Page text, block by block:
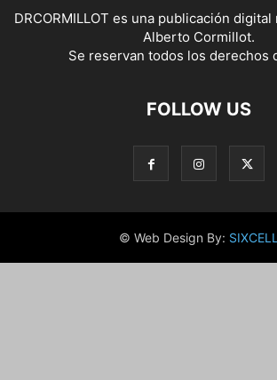
DRCORMILLOT es una publicación
Alberto Cormillot.
Se reservan todos los derechos
FOLLOW US
© Web Design By: SIXCELL